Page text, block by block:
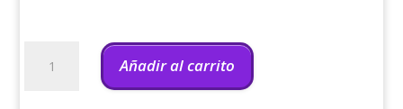
esencial
Añadir al carrito